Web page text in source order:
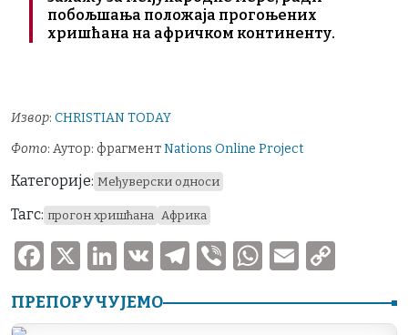
побољшања положаја прогоњених
хришћана на афричком континенту.
Извор: CHRISTIAN TODAY
Фото: Аутор: фрагментNations Online Project
Категорије: Међуверски односи
Тагс: прогон хришћана Африка
F
c
X
Li
k
V
T
e
V
er
W
at
E
ai p
ПРЕПОРУЧУЈЕМО